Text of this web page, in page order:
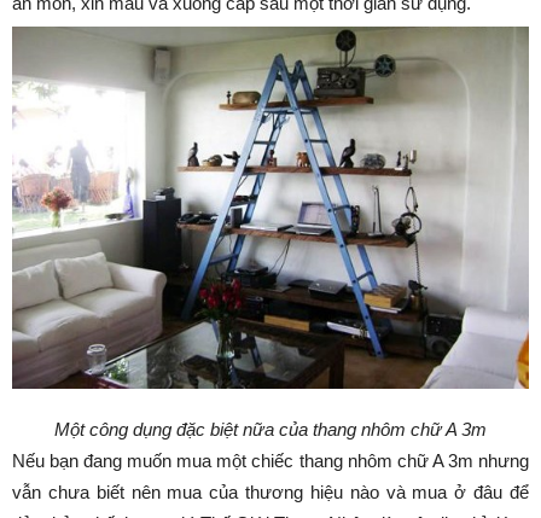
Một công dụng đặc biệt nữa của thang nhôm chữ A 3m
Nếu bạn đang muốn mua một chiếc thang nhôm chữ A 3m nhưng
vẫn chưa biết nên mua của thương hiệu nào và mua ở đâu để